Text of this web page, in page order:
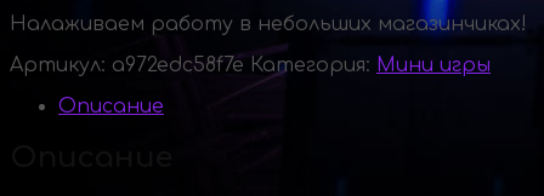
Налаживаем работу в небольших магазинчиках!
Артикул: a972edc58f7e Категория: Мини игры
Описание